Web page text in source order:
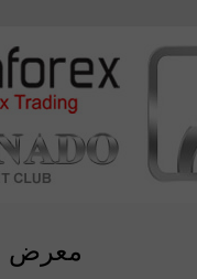
معرض